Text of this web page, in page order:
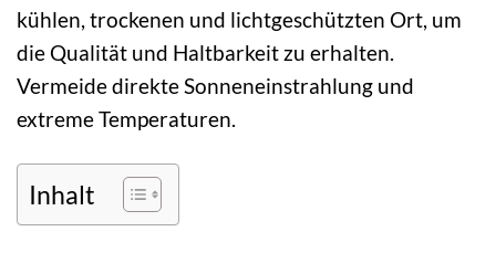
kühlen, trockenen und lichtgeschützten Ort, um
die Qualität und Haltbarkeit zu erhalten.
Vermeide direkte Sonneneinstrahlung und
extreme Temperaturen.
Inhalt